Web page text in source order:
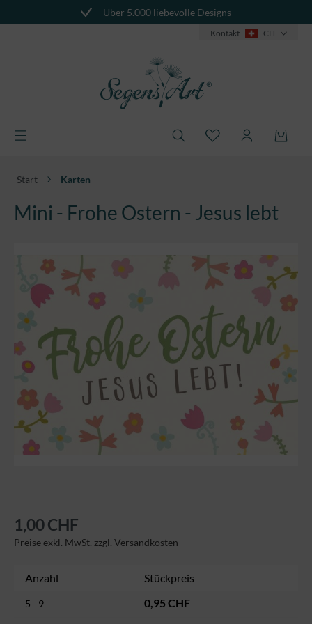
Über 5.000 liebevolle Designs
Kontakt CH
Start Karten
Mini - Frohe Ostern - Jesus lebt
1,00 CHF
Preise exkl. MwSt. zzgl. Versandkosten
Anzahl Stückpreis
5 - 9 0,95 CHF